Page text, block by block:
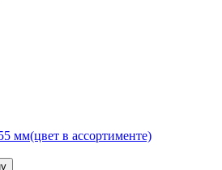
мм(цвет в ассортименте)